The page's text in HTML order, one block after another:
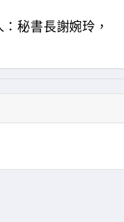
秘書長謝婉玲，